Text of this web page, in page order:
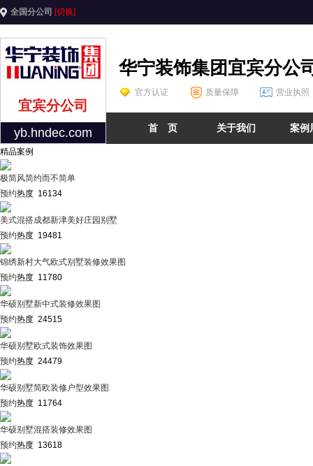
全国分公司 [切换]
宜宾分公司
yb.hndec.com
华宁装饰集团宜宾分公
官方认证 质量保障 营业执照
首 页 关于我们 案例
精品案例
极简风简约而不简单
预约热度 16134
美式混搭成都新津美好庄园别墅
预约热度 19481
锦绣新村大气欧式别墅装修效果图
预约热度 11780
华硕别墅新中式装修效果图
预约热度 24515
华硕别墅欧式装饰效果图
预约热度 24479
华硕别墅简欧装修户型效果图
预约热度 11764
华硕别墅混搭装修效果图
预约热度 13618